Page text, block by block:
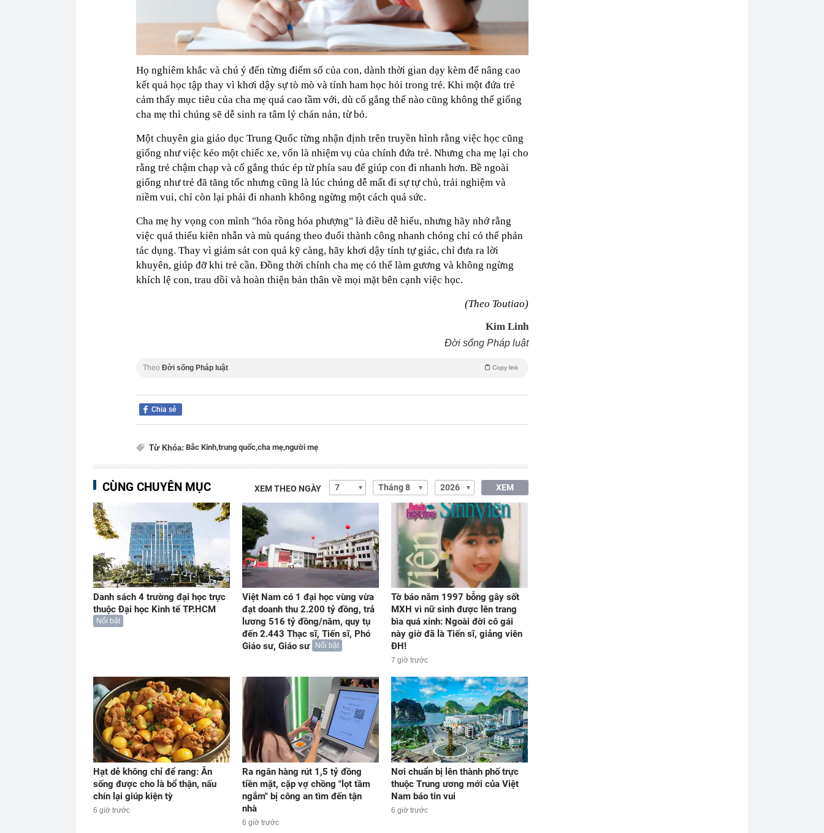
Họ nghiêm khắc và chú ý đến từng điểm số của con, dành thời gian dạy kèm để nâng cao
kết quả học tập thay vì khơi dậy sự tò mò và tính ham học hỏi trong trẻ. Khi một đứa trẻ
cảm thấy mục tiêu của cha mẹ quá cao tầm với, dù cố gắng thế nào cũng không thể giống
cha mẹ thì chúng sẽ dễ sinh ra tâm lý chán nản, từ bỏ.
Một chuyên gia giáo dục Trung Quốc từng nhận định trên truyền hình rằng việc học cũng
giống như việc kéo một chiếc xe, vốn là nhiệm vụ của chính đứa trẻ. Nhưng cha mẹ lại cho
rằng trẻ chậm chạp và cố gắng thúc ép từ phía sau để giúp con đi nhanh hơn. Bề ngoài
giống như trẻ đã tăng tốc nhưng cũng là lúc chúng dễ mất đi sự tự chủ, trải nghiệm và
niềm vui, chỉ còn lại phải đi nhanh không ngừng một cách quá sức.
việc quá thiếu kiên nhẫn và mù quáng theo đuổi thành công nhanh chóng chỉ có thể phản
tác dụng. Thay vì giám sát con quá kỹ càng, hãy khơi dậy tính tự giác, chỉ đưa ra lời
khuyên, giúp đỡ khi trẻ cần. Đồng thời chính cha mẹ có thể làm gương và không ngừng
khích lệ con, trau dồi và hoàn thiện bản thân về mọi mặt bên cạnh việc học.
(Theo Toutiao)
Kim Linh
Đời sống Pháp luật
Theo Đời sống Pháp luật Copy link
Chia sẻ
Từ Khóa: Bắc Kinh,trung quốc,cha mẹ,người mẹ
CÙNG CHUYÊN MỤC XEM THEO NGÀY XEM
Danh sách 4 trường đại học trực
thuộc Đại học Kinh tế TP.HCM
Nổi bật
Việt Nam có 1 đại học vùng vừa
đạt doanh thu 2.200 tỷ đồng, trả
lương 516 tỷ đồng/năm, quy tụ
đến 2.443 Thạc sĩ, Tiến sĩ, Phó
Giáo sư, Giáo sư
Nổi bật
Tờ báo năm 1997 bỗng gây sốt
MXH vì nữ sinh được lên trang
bìa quá xinh: Ngoài đời cô gái
này giờ đã là Tiến sĩ, giảng viên
ĐH!
7 giờ trước
Hạt dẻ không chỉ để rang: Ăn
sống được cho là bổ thận, nấu
chín lại giúp kiện tỳ
6 giờ trước
Ra ngân hàng rút 1,5 tỷ đồng
tiền mặt, cặp vợ chồng "lọt tầm
ngắm" bị công an tìm đến tận
nhà
6 giờ trước
Nơi chuẩn bị lên thành phố trực
thuộc Trung ương mới của Việt
Nam báo tin vui
6 giờ trước